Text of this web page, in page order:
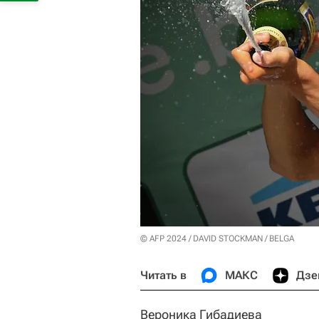
© AFP 2024 / DAVID STOCKMAN / BELGA
Читать в МАКС
Вероника Гибадиева